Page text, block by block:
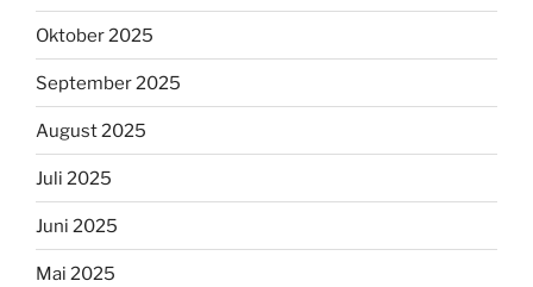
Oktober 2025
September 2025
August 2025
Juli 2025
Juni 2025
Mai 2025